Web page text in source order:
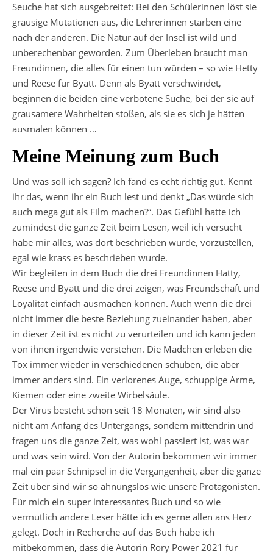
Seuche hat sich ausgebreitet: Bei den Schülerinnen löst sie
grausige Mutationen aus, die Lehrerinnen starben eine
nach der anderen. Die Natur auf der Insel ist wild und
unberechenbar geworden. Zum Überleben braucht man
Freundinnen, die alles für einen tun würden – so wie Hetty
und Reese für Byatt. Denn als Byatt verschwindet,
beginnen die beiden eine verbotene Suche, bei der sie auf
grausamere Wahrheiten stoßen, als sie es sich je hätten
ausmalen können …
Meine Meinung zum Buch
Und was soll ich sagen? Ich fand es echt richtig gut. Kennt
ihr das, wenn ihr ein Buch lest und denkt „Das würde sich
auch mega gut als Film machen?“. Das Gefühl hatte ich
zumindest die ganze Zeit beim Lesen, weil ich versucht
habe mir alles, was dort beschrieben wurde, vorzustellen,
egal wie krass es beschrieben wurde.
Wir begleiten in dem Buch die drei Freundinnen Hatty,
Reese und Byatt und die drei zeigen, was Freundschaft und
Loyalität einfach ausmachen können. Auch wenn die drei
nicht immer die beste Beziehung zueinander haben, aber
in dieser Zeit ist es nicht zu verurteilen und ich kann jeden
von ihnen irgendwie verstehen. Die Mädchen erleben die
Tox immer wieder in verschiedenen schüben, die aber
immer anders sind. Ein verlorenes Auge, schuppige Arme,
Kiemen oder eine zweite Wirbelsäule.
Der Virus besteht schon seit 18 Monaten, wir sind also
nicht am Anfang des Untergangs, sondern mittendrin und
fragen uns die ganze Zeit, was wohl passiert ist, was war
und was sein wird. Von der Autorin bekommen wir immer
mal ein paar Schnipsel in die Vergangenheit, aber die ganze
Zeit über sind wir so ahnungslos wie unsere Protagonisten.
Für mich ein super interessantes Buch und so wie
vermutlich andere Leser hätte ich es gerne allen ans Herz
gelegt. Doch in Recherche auf das Buch habe ich
mitbekommen, dass die Autorin Rory Power 2021 für